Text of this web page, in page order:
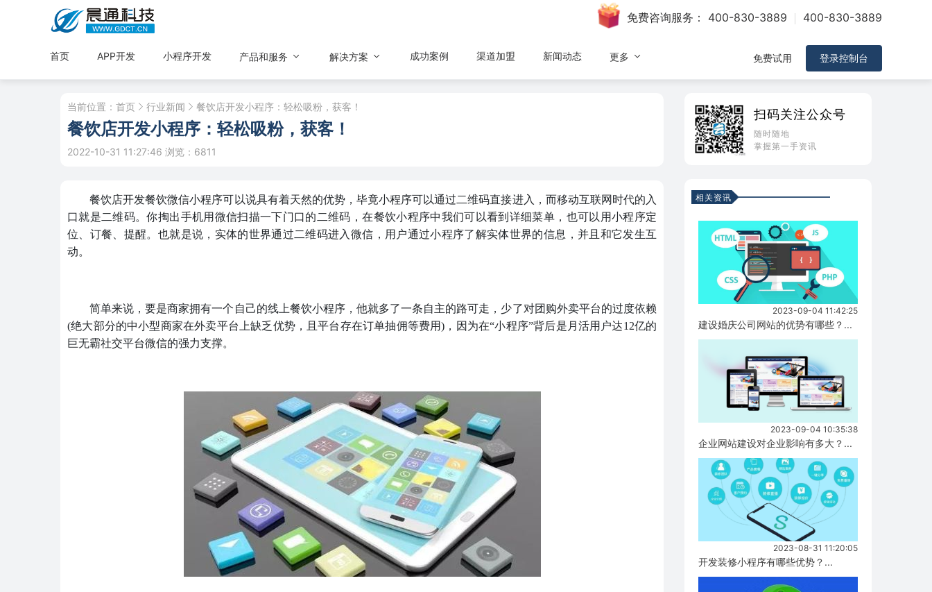
免费咨询服务： 400-830-3889 400-830-3889
首页 APP开发 小程序开发 产品和服务 解决方案 成功案例 渠道加盟 新闻动态 更多 免费试用 登录控制台
当前位置： 首页 行业新闻 餐饮店开发小程序：轻松吸粉，获客！
餐饮店开发小程序：轻松吸粉，获客！
2022-10-31 11:27:46 浏览：6811
餐饮店开发餐饮微信小程序可以说具有着天然的优势，毕竟小程序可以通过二维码直接进入，而移动互联网时代的入
口就是二维码。你掏出手机用微信扫描一下门口的二维码，在餐饮小程序中我们可以看到详细菜单，也可以用小程序定
位、订餐、提醒。也就是说，实体的世界通过二维码进入微信，用户通过小程序了解实体世界的信息，并且和它发生互
动。
简单来说，要是商家拥有一个自己的线上餐饮小程序，他就多了一条自主的路可走，少了对团购外卖平台的过度依赖
(绝大部分的中小型商家在外卖平台上缺乏优势，且平台存在订单抽佣等费用)，因为在“小程序”背后是月活用户达12亿的
巨无霸社交平台微信的强力支撑。
扫码关注公众号
随时随地
掌握第一手资讯
相关资讯
2023-09-04 11:42:25
建设婚庆公司网站的优势有哪些？...
2023-09-04 10:35:38
企业网站建设对企业影响有多大？...
2023-08-31 11:20:05
开发装修小程序有哪些优势？...